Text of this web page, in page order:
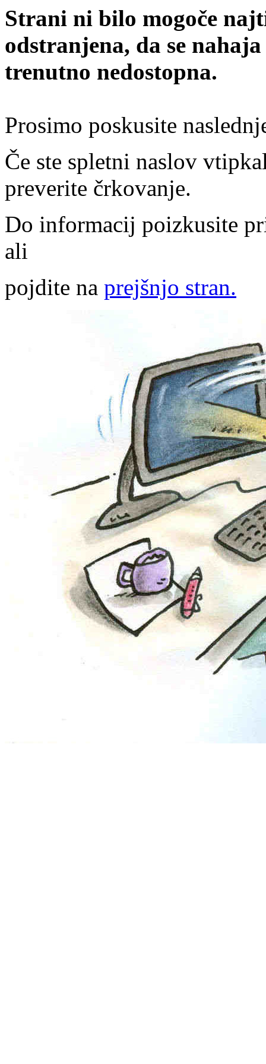
Strani ni bilo mogoče
odstranjena, da se
trenutno nedostopna.
Prosimo poskusite
Če ste spletni naslov
preverite črkovanje.
Do informacij poizkusite
ali
pojdite na prejšnjo stran.